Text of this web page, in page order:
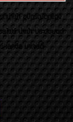
ถนำเข้า อุปกรณ์ตกแต่ง
ไฟร์ นำเข้า ประดับยนต์
เลกซัส มาเจสตี้